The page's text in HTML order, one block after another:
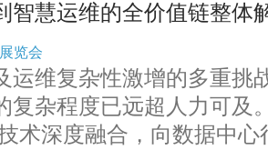
慧运维的全价值链整体
维复杂性激增的多重挑
杂程度已远超人力可及
术深度融合，向数据中